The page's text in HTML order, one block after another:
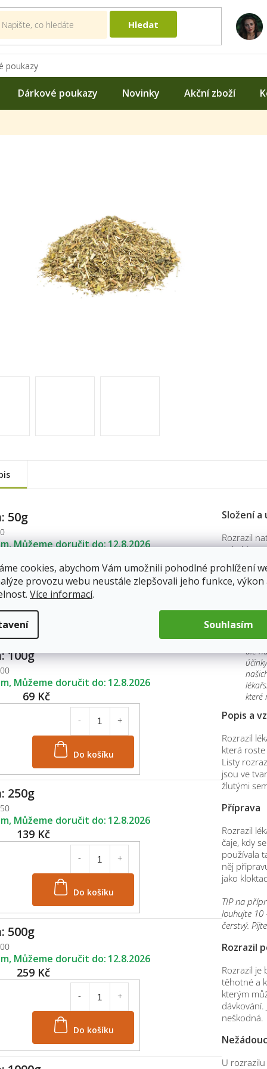
cookies, abychom Vám umožnili pohodlné prohlížení
provozu webu neustále zlepšovali jeho funkce, výkon
Více informací.
Souhlasím
Hledat
poukazy
Dárkové poukazy Novinky Akční zboží
50g
12.8.2026
100g
69 Kč
12.8.2026
250g
139 Kč
Do košíku
12.8.2026
500g
259 Kč
Do košíku
12.8.2026
Složení
Rozrazil
aukubin,
vosky a
Účinky
hojí
dle
které
Popis a
Rozrazil
která
Listy
jsou ve
žlutými
Příprava
Rozrazil
čaje, kdy
používala
něj
jako
TIP na
louhujte 10
čerstvý.
Rozrazil
Rozrazil je
těhotné a
kterým
neškodná.
U